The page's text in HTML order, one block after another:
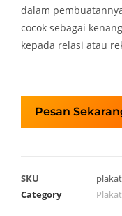
dalam
cocok sebagai
kepada relasi atau
Pesan
SKU
Category